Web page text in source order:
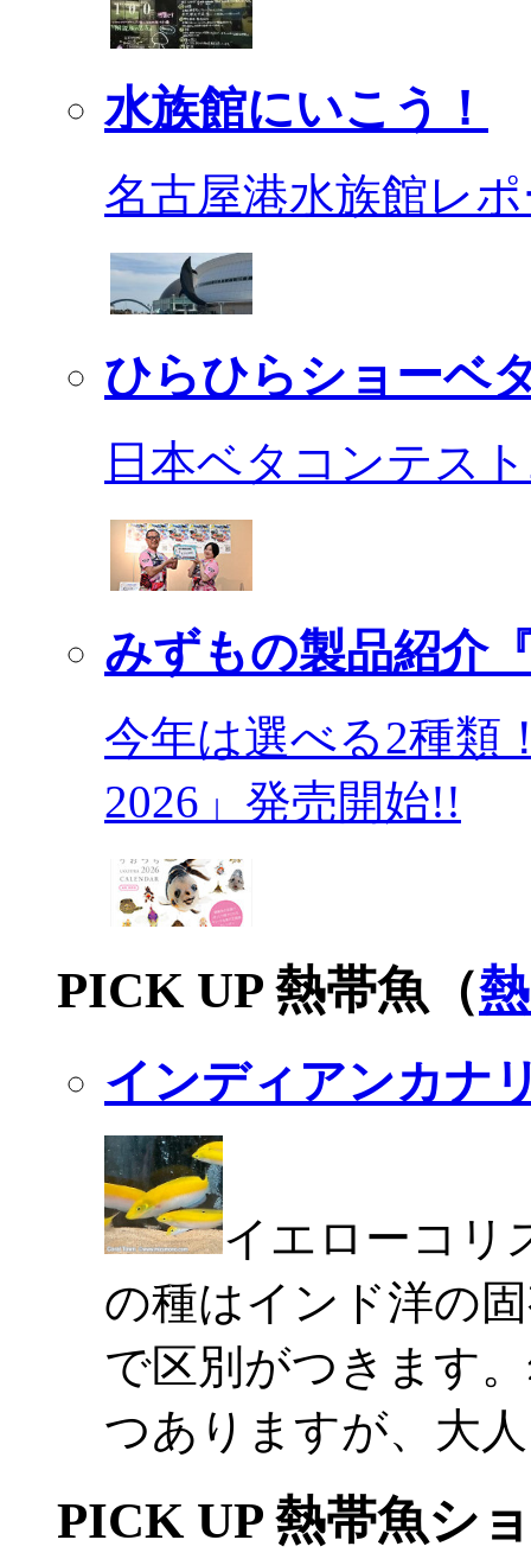
水族館にいこう！
名古屋港水族館レ
ひらひらショーベ
日本ベタコンテス
みずもの製品紹介
今年は選べる2種類
2026」発売開始!!
PICK UP 熱帯魚（
インディアンカナ
イエローコリ
の種はインド洋の
で区別がつきます
つありますが、大
PICK UP 熱帯魚シ